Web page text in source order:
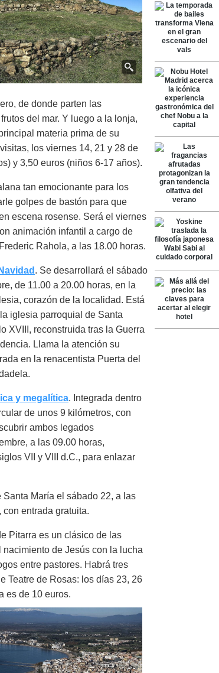
de donde parten las
del mar. Y luego a la lonja,
materia prima de su
los viernes 14, 21 y 28 de
y 3,50 euros (niños 6-17 años).
tan emocionante para los
golpes de bastón para que
escena rosense. Será el viernes
animación infantil a cargo de
Rahola, a las 18.00 horas.
. Se desarrollará el sábado
de 11.00 a 20.00 horas, en la
corazón de la localidad. Está
iglesia parroquial de Santa
XVIII, reconstruida tras la Guerra
Llama la atención su
en la renacentista Puerta del
y megalítica. Integrada dentro
de unos 9 kilómetros, con
ambos legados
a las 09.00 horas,
VII y VIII d.C., para enlazar
María el sábado 22, a las
entrada gratuita.
Pitarra es un clásico de las
de Jesús con la lucha
entre pastores. Habrá tres
Teatre de Rosas: los días 23, 26
es de 10 euros.